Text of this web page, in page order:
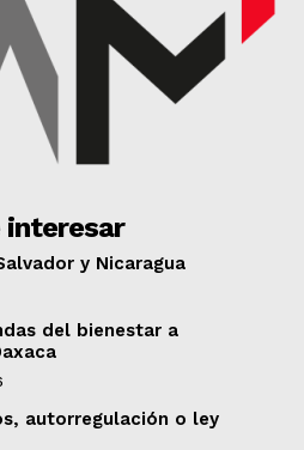
interesar
y Nicaragua
del bienestar a
autorregulación o ley